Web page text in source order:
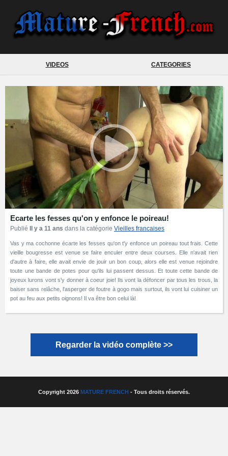
VIDEOS CATEGORIES
Ecarte les fesses qu'on y enfonce le poireau!
Publié Il y a 11 ans dans la catégorie Vieilles francaises
Vas y ma cochonne écarte les fesses qu'on t'y enfonce un poireau tout frais. Cette
vieille bougresse est venue se faire enculer entre deux courses. Elle n'avait rien
d'autre à faire, elle avait envie de jouir un bon coup, alors elle est venue rejoindre
toute une bande de potes pour qu'ils lui passent dessus. Et toute cette bande de
joyeux lurons vont s'y donner à coeur joie! Ils vont la défoncer par tous les trous, la
baiser sans relâche, l'asperger de foutre à gogo mais surtout, ils vont lui cuisiner un
pot au feu aux petits oignons! Il va être bon celui là!
Regarder la vidéo complète >>
Copyright 2026 MATURE FRENCH - Tous droits réservés.